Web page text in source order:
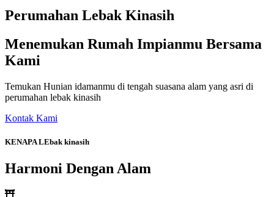
Perumahan Lebak Kinasih
Menemukan Rumah Impianmu Bersama
Kami
Temukan Hunian idamanmu di tengah suasana alam yang asri di
perumahan lebak kinasih
Kontak Kami
KENAPA LEbak kinasih
Harmoni Dengan Alam